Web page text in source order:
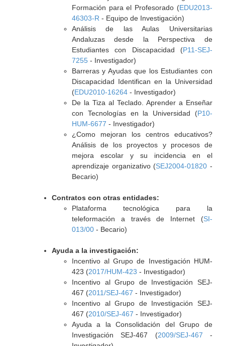
Formación para el Profesorado (EDU2013-
46303-R - Equipo de Investigación)
Análisis de las Aulas Universitarias
Andaluzas desde la Perspectiva de
Estudiantes con Discapacidad (P11-SEJ-
7255- Investigador)
Barreras y Ayudas que los Estudiantes con
Discapacidad Identifican en la Universidad
(EDU2010-16264- Investigador)
De la Tiza al Teclado. Aprender a Enseñar
con Tecnologías en la Universidad (P10-
HUM-6677 - Investigador)
¿Como mejoran los centros educativos?
Análisis de los proyectos y procesos de
mejora escolar y su incidencia en el
aprendizaje organizativo (SEJ2004-01820 -
Becario)
Contratos con otras entidades:
Plataforma tecnológica para la
teleformación a través de Internet (SI-
013/00- Becario)
Ayuda a la investigación:
Incentivo al Grupo de Investigación HUM-
423 (2017/HUM-423 - Investigador)
Incentivo al Grupo de Investigación SEJ-
467 (2011/SEJ-467 - Investigador)
Incentivo al Grupo de Investigación SEJ-
467 (2010/SEJ-467 - Investigador)
Ayuda a la Consolidación del Grupo de
Investigación SEJ-467 (2009/SEJ-467 -